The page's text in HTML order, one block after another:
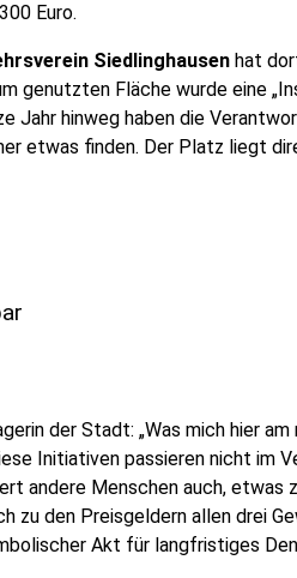
Euro.
Siedlinghausen hat
genutzten Fläche wurde eine
Jahr hinweg haben die
etwas finden. Der Platz liegt
der Stadt: „Was mich hier
Initiativen passieren nicht im
andere Menschen auch, etwas
zu den Preisgeldern allen drei
Akt für langfristiges